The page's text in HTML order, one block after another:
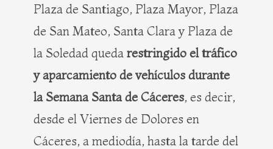
Plaza de Santiago, Plaza Mayor, Plaza
de San Mateo, Santa Clara y Plaza de
la Soledad queda restringido el tráfico
y aparcamiento de vehículos durante
la Semana Santa de Cáceres, es decir,
desde el Viernes de Dolores en
Cáceres, a mediodía, hasta la tarde del